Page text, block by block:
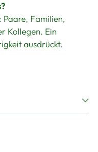
Paare, Familien,
Kollegen. Ein
ausdrückt.